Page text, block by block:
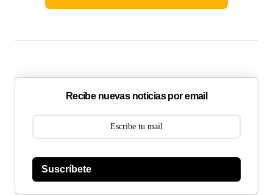
Recibe nuevas noticias por email
Suscríbete